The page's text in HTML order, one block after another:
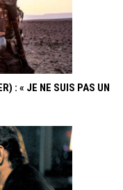
: « JE NE SUIS PAS UN